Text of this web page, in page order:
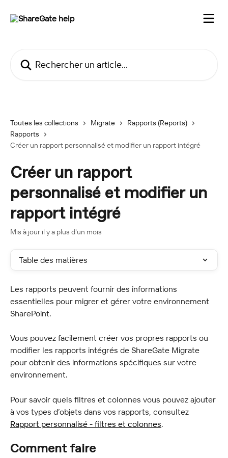
Toutes les collections Migrate
Rapports (Reports)
Rapports
Créer un rapport personnalisé et modifier un rapport intégré
Créer un rapport
personnalisé et modifier un
rapport intégré
Mis à jour il y a plus d'un mois
Table des matières
Les rapports peuvent fournir des informations
essentielles pour migrer et gérer votre environnement
SharePoint.
Vous pouvez facilement créer vos propres rapports ou
modifier les rapports intégrés de ShareGate Migrate
pour obtenir des informations spécifiques sur votre
environnement.
Pour savoir quels filtres et colonnes vous pouvez ajouter
à vos types d’objets dans vos rapports, consultez
Rapport personnalisé - filtres et colonnes.
Comment faire